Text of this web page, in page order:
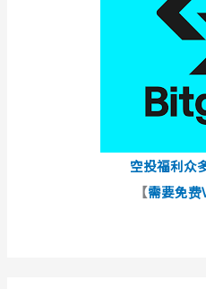
空投福利众
【需要免费